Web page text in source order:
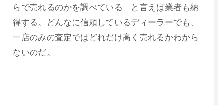
らで売れるのかを調べている」と言えば業者も納
得する。どんなに信頼しているディーラーでも、
一店のみの査定ではどれだけ高く売れるかわから
ないのだ。